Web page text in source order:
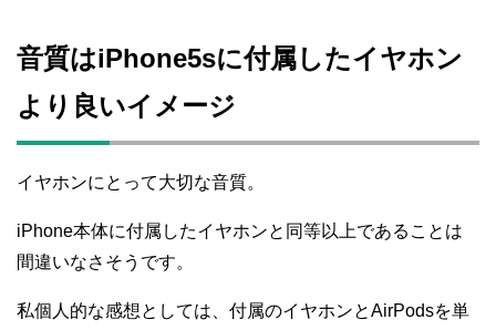
音質はiPhone5sに付属したイヤホン
より良いイメージ
イヤホンにとって大切な音質。
iPhone本体に付属したイヤホンと同等以上であることは
間違いなさそうです。
私個人的な感想としては、付属のイヤホンとAirPodsを単